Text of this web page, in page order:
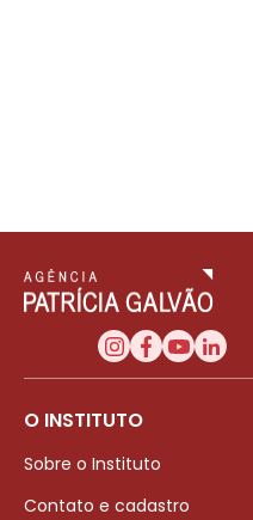
O INSTITUTO
Sobre o Instituto
Contato e cadastro